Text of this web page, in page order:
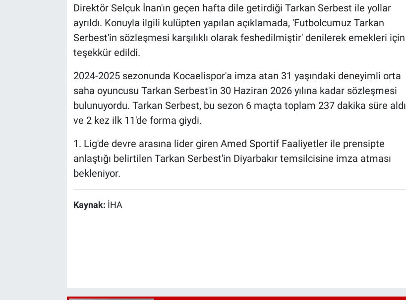
Direktör Selçuk İnan'ın geçen hafta dile getirdiği Tarkan Serbest ile yollar
ayrıldı. Konuyla ilgili kulüpten yapılan açıklamada, 'Futbolcumuz Tarkan
Serbest'in sözleşmesi karşılıklı olarak feshedilmiştir' denilerek emekleri için
teşekkür edildi.
2024-2025 sezonunda Kocaelispor'a imza atan 31 yaşındaki deneyimli orta
saha oyuncusu Tarkan Serbest'in 30 Haziran 2026 yılına kadar sözleşmesi
bulunuyordu. Tarkan Serbest, bu sezon 6 maçta toplam 237 dakika süre aldı
ve 2 kez ilk 11'de forma giydi.
1. Lig'de devre arasına lider giren Amed Sportif Faaliyetler ile prensipte
anlaştığı belirtilen Tarkan Serbest'in Diyarbakır temsilcisine imza atması
bekleniyor.
Kaynak: İHA